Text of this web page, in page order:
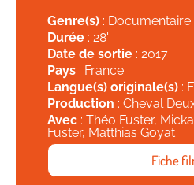
Genre(s) : Documentaire
Durée : 28'
Date de sortie : 2017
Pays : France
Langue(s) originale(s) :
Production : Cheval
Avec : Théo Fuster,
Fuster, Matthias Goyat
Fiche